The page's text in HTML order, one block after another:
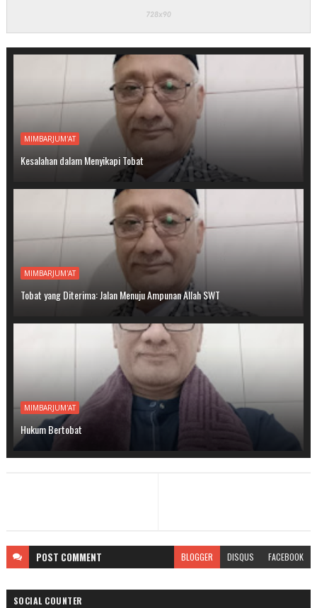
MIMBARJUM'AT
Kesalahan dalam Menyikapi Tobat
MIMBARJUM'AT
Tobat yang Diterima: Jalan Menuju Ampunan Allah SWT
MIMBARJUM'AT
Hukum Bertobat
POST COMMENT BLOGGER DISQUS FACEBOOK
SOCIAL COUNTER